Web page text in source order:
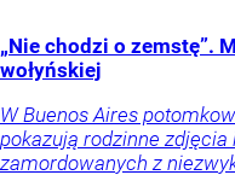
„Nie chodzi o zemstę”.
wołyńskiej
W Buenos Aires
pokazują rodzinne
zamordowanych z